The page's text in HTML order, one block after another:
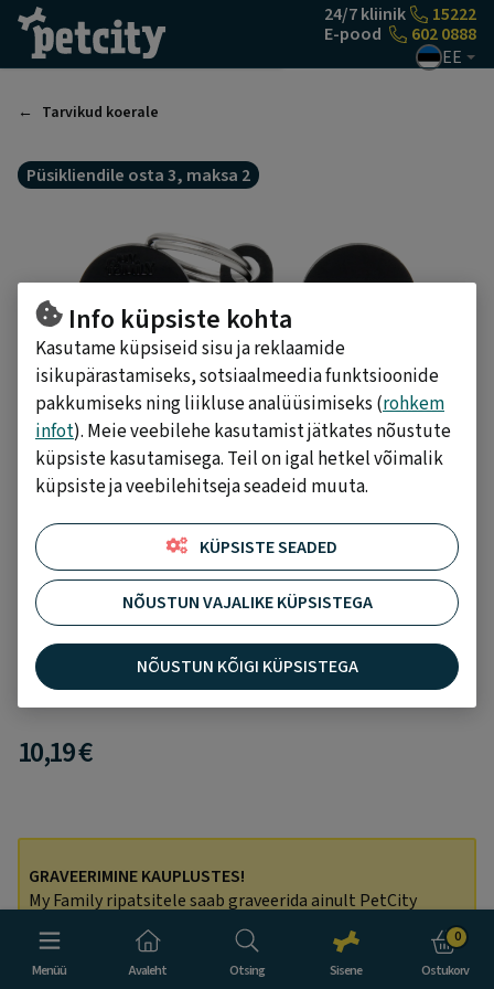
24/7 kliinik
15222
E-pood
602 0888
EE
Menüü Avaleht Otsing Sisene
0
Ostukorv
Tarvikud koerale
Püsikliendile osta 3, maksa 2
My Family Basic kont, suur XL, must
Pole ühtegi hinnangut Lisa soovikorvi
10,19 €
GRAVEERIMINE KAUPLUSTES!
My Family ripatsitele saab graveerida ainult PetCity
kauplustes kohapeal. Graveerimine on TASUTA!
Info küpsiste kohta
Kasutame küpsiseid sisu ja reklaamide
isikupärastamiseks, sotsiaalmeedia funktsioonide
pakkumiseks ning liikluse analüüsimiseks (rohkem
infot). Meie veebilehe kasutamist jätkates nõustute
küpsiste kasutamisega. Teil on igal hetkel võimalik
küpsiste ja veebilehitseja seadeid muuta.
KÜPSISTE SEADED
NÕUSTUN VAJALIKE KÜPSISTEGA
NÕUSTUN KÕIGI KÜPSISTEGA